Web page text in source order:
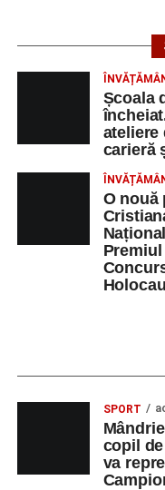
Școala
ateliere
carieră
O nouă
SPORT
copil
va